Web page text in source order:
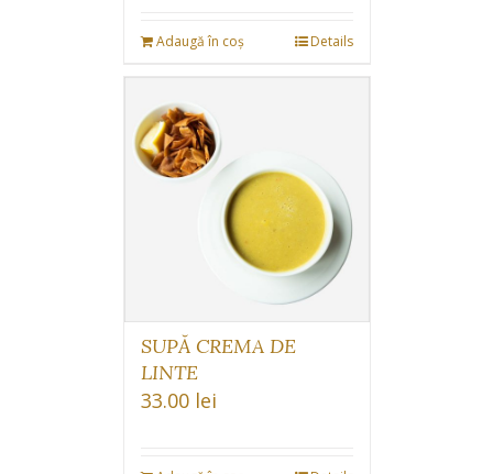
Adaugă în coș Details
SUPĂ CREMA DE
LINTE
33.00 lei